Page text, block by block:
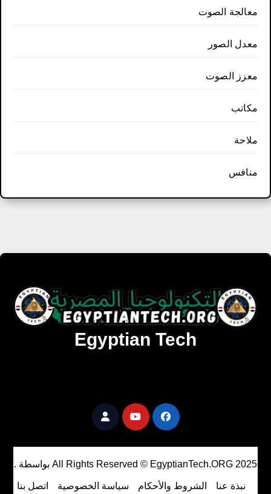
معالجة الصوت
معدل الصور
معزز الصوت
مكاتب
ملاحة
منافس
Egyptian Tech
All Rights Reserved © EgyptianTech.ORG 2025 بواسطة .
نبذة عنا الشروط والأحكام سياسة الخصوصية اتصل بنا